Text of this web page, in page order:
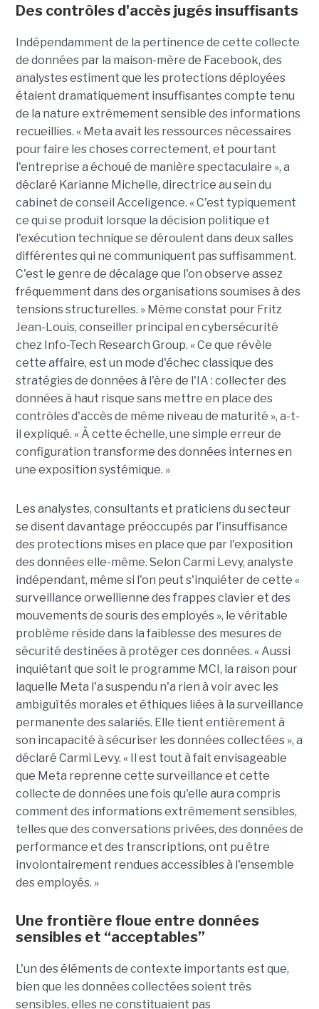
Des contrôles d'accès jugés insuffisants
Indépendamment de la pertinence de cette collecte
de données par la maison-mère de Facebook, des
analystes estiment que les protections déployées
étaient dramatiquement insuffisantes compte tenu
de la nature extrêmement sensible des informations
recueillies. « Meta avait les ressources nécessaires
pour faire les choses correctement, et pourtant
l'entreprise a échoué de manière spectaculaire », a
déclaré Karianne Michelle, directrice au sein du
cabinet de conseil Acceligence. « C'est typiquement
ce qui se produit lorsque la décision politique et
l'exécution technique se déroulent dans deux salles
différentes qui ne communiquent pas suffisamment.
C'est le genre de décalage que l'on observe assez
fréquemment dans des organisations soumises à des
tensions structurelles. » Même constat pour Fritz
Jean-Louis, conseiller principal en cybersécurité
chez Info-Tech Research Group. « Ce que révèle
cette affaire, est un mode d'échec classique des
stratégies de données à l'ère de l'IA : collecter des
données à haut risque sans mettre en place des
contrôles d'accès de même niveau de maturité », a-t-
il expliqué. « À cette échelle, une simple erreur de
configuration transforme des données internes en
une exposition systémique. »
Les analystes, consultants et praticiens du secteur
se disent davantage préoccupés par l'insuffisance
des protections mises en place que par l'exposition
des données elle-même. Selon Carmi Levy, analyste
indépendant, même si l'on peut s'inquiéter de cette «
surveillance orwellienne des frappes clavier et des
mouvements de souris des employés », le véritable
problème réside dans la faiblesse des mesures de
sécurité destinées à protéger ces données. « Aussi
inquiétant que soit le programme MCI, la raison pour
laquelle Meta l'a suspendu n'a rien à voir avec les
ambiguïtés morales et éthiques liées à la surveillance
permanente des salariés. Elle tient entièrement à
son incapacité à sécuriser les données collectées », a
déclaré Carmi Levy. « Il est tout à fait envisageable
que Meta reprenne cette surveillance et cette
collecte de données une fois qu'elle aura compris
comment des informations extrêmement sensibles,
telles que des conversations privées, des données de
performance et des transcriptions, ont pu être
involontairement rendues accessibles à l'ensemble
des employés. »
Une frontière floue entre données
sensibles et “acceptables”
L'un des éléments de contexte importants est que,
bien que les données collectées soient très
sensibles, elles ne constituaient pas